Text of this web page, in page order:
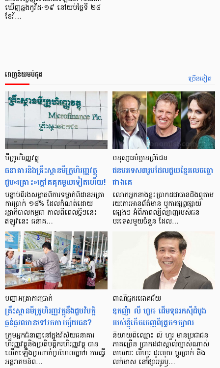
ឃើញឆ្លងកូវីដ-១៩ នៅយប់ថ្ងៃទី ២៨
ខែវិ…
ច្រើនទៀត
ពេញនិយមបំផុត
មីក្រូ​ហិរញ្ញវត្ថុ
ធនាគារ​និង​គ្រឹះស្ថាន​មីក្រូ​ហិរញ្ញវត្ថុ​
ជួប«គ្រោះ»ក្តៅ​គគុក​មួយ​ទៀត​ហើយ!
បន្ទាប់​ពី​រង​សម្ពាធ​​ពី​ការ​ទម្លាក់​ពិដាន​អត្រា​
ការ​ប្រាក់ ១៨​% ដែល​កំណត់​ដោយ​
រដ្ឋាភិបាល​កម្ពុជា កាល​ពី​ពេល​ថ្មីៗ​នេះ
ឥឡូវ​នេះ ធនាគ…
មនុស្ស​ធម៌​គ្មាន​ព្រំដែន
ជន​បរទេស​៣​រូប​ដែល​ជួយ​ខ្មែរ​លេច​ធ្លោ​
ជាង​គេ
លោកអ្នក​នាង​ខ្លះ​ប្រាកដ​ជា​បាន​​ដឹង​ឮ​តាម​
រយៈ​ការ​អាន​ព័ត៌មាន ឬ​ការ​ផ្សព្វផ្សាយ​
ផ្សេងៗ អំពី​ភាព​ល្បីល្បាញ​របស់​ជន​
បរទេស​មួយ​ចំនួន ដែល…
បញ្ហា​អត្រា​ការប្រាក់
គ្រឹះស្ថាន​មីក្រូ​ហិរញ្ញវត្ថុ​នឹង​ជួប​វិបត្តិ​
ធ្ងន់ធ្ងរ​ឈាន​ទៅ​រក​ការ​ក្ស័យធន?
ក្រុម​អ្នក​ជំនាញ​នៅ​ក្នុង​វិស័យ​ធនាគារ
ហិរញ្ញវត្ថុ​និង​ប្រតិបត្តិករ​ហិរញ្ញ​វត្ថុ បាន​​
លើក​ឡើង​ប្រហាក់​ប្រហែល​គ្នា​ថា ការ​ធ្វើ​
អន្តរាគមន៍​ព…
ពាណិជ្ជករជោគជ័យ
ឧកញ៉ា លី ហួរ៖ ដើមទុនរកស៊ីដំបូង
របស់ខ្ញុំកើតចេញពីជ្រូក១ក្បាល
និយាយ​ពី​ឈ្មោះ លី ហួរ មាន​ប្រជាជន​
ភាគ​ច្រើន ប្រាកដ​ជា​ស្គាល់​ច្បាស់​ណាស់
តាមរយៈ លីហួរ ដូរ​លុយ ប្តូរ​បា្រក់ និង​
លក់​មាស នៅ​ផ្សារ​អូរ​ឫ…